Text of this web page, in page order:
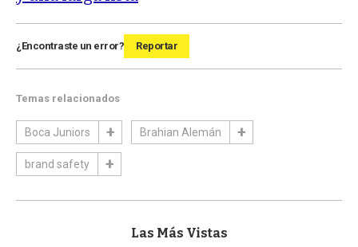
¿Encontraste un error? Reportar
Temas relacionados
Boca Juniors Brahian Alemán
brand safety
Las Más Vistas